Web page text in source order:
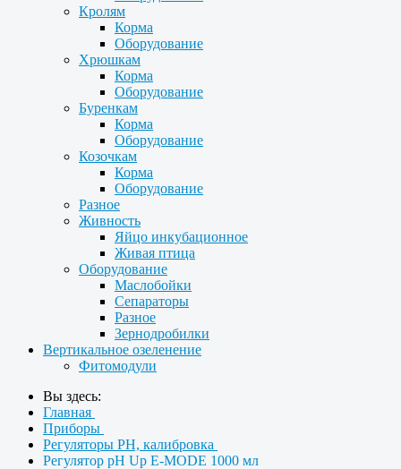
Кролям
Корма
Оборудование
Хрюшкам
Корма
Оборудование
Буренкам
Корма
Оборудование
Козочкам
Корма
Оборудование
Разное
Живность
Яйцо инкубационное
Живая птица
Оборудование
Маслобойки
Сепараторы
Разное
Зернодробилки
Вертикальное озеленение
Фитомодули
Вы здесь:
Главная
Приборы
Регуляторы PH, калибровка
Регулятор pH Up E-MODE 1000 мл